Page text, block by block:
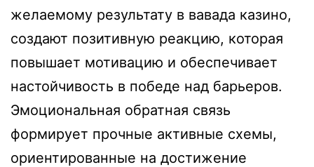
желаемому результату в вавада казино,
создают позитивную реакцию, которая
повышает мотивацию и обеспечивает
настойчивость в победе над барьеров.
Эмоциональная обратная связь
формирует прочные активные схемы,
ориентированные на достижение